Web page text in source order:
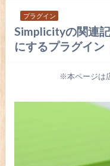
プラグイン
Simplicityの関連
にするプラグイン
※本ページは